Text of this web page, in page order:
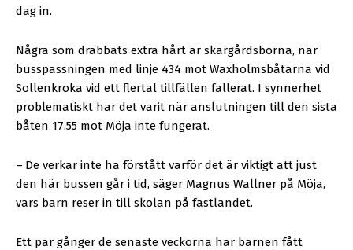
dag in.
Några som drabbats extra hårt är skärgårdsborna, när
busspassningen med linje 434 mot Waxholmsbåtarna vid
Sollenkroka vid ett flertal tillfällen fallerat. I synnerhet
problematiskt har det varit när anslutningen till den sista
båten 17.55 mot Möja inte fungerat.
– De verkar inte ha förstått varför det är viktigt att just
den här bussen går i tid, säger Magnus Wallner på Möja,
vars barn reser in till skolan på fastlandet.
Ett par gånger de senaste veckorna har barnen fått